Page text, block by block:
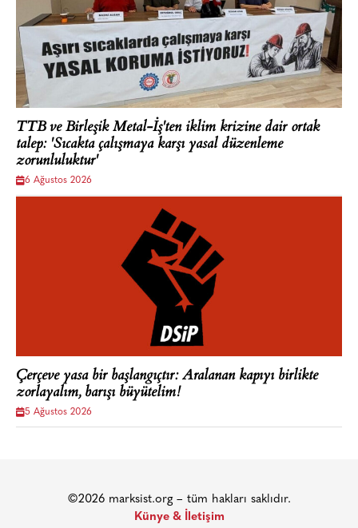
TTB ve Birleşik Metal-İş'ten iklim krizine dair ortak
talep: 'Sıcakta çalışmaya karşı yasal düzenleme
zorunluluktur'
6 Ağustos 2026
Çerçeve yasa bir başlangıçtır: Aralanan kapıyı birlikte
zorlayalım, barışı büyütelim!
5 Ağustos 2026
©2026 marksist.org – tüm hakları saklıdır.
Künye & İletişim